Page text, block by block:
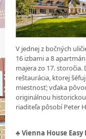
V jednej z bočných
16 izbami a 8
majera zo 17.
reštaurácia, ktorej
miestnosť; vďaka
originálnou
riaditeľa pôsobí Peter
♣ Vienna House